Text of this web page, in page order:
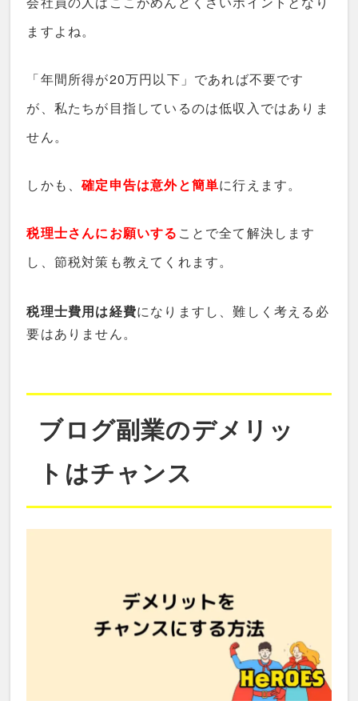
ますよね。
「年間所得が20万円以下」であれば不要です
が、私たちが目指しているのは低収入ではありま
せん。
しかも、確定申告は意外と簡単に行えます。
税理士さんにお願いする ことで全て解決します
し、節税対策も教えてくれます。
税理士費用は経費になりますし、難しく考える必
要はありません。
ブログ副業のデメリッ
トはチャンス